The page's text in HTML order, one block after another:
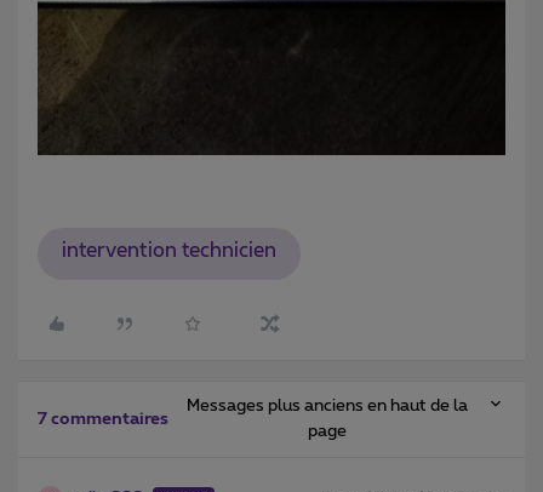
intervention technicien
7 commentaires
Messages plus anciens en haut de la
page